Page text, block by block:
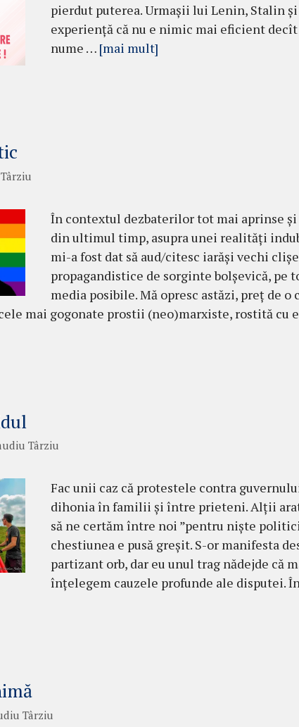
pierdut puterea. Urmașii lui Lenin, Stalin
experiență că nu e nimic mai eficient
nume … [mai mult]
În contextul dezbaterilor tot mai aprinse și
din ultimul timp, asupra unei realități
mi-a fost dat să aud/citesc iarăși vechi
propagandistice de sorginte bolșevică, pe
media posibile. Mă opresc astăzi, preț de o
mai gogonate prostii (neo)marxiste, rostită cu
Târziu
Fac unii caz că protestele contra
dihonia în familii și între prieteni. Alții
să ne certăm între noi ”pentru niște
chestiunea e pusă greșit. S-or manifesta
partizant orb, dar eu unul trag nădejde că
înțelegem cauzele profunde ale disputei.
Târziu